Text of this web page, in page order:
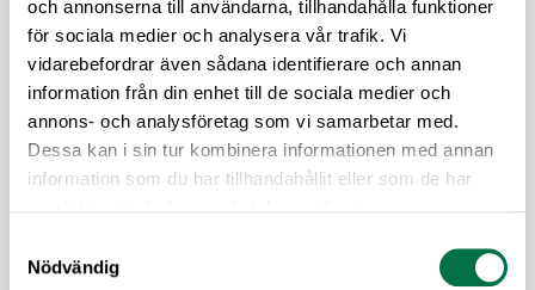
och annonserna till användarna, tillhandahålla funktioner
för sociala medier och analysera vår trafik. Vi
vidarebefordrar även sådana identifierare och annan
information från din enhet till de sociala medier och
annons- och analysföretag som vi samarbetar med.
Dessa kan i sin tur kombinera informationen med annan
information som du har tillhandahållit eller som de har
Nödvändig
Mer i Arbetsgivarguiden
Viktiga lagar
situationer som ni kan komma i kontakt med som